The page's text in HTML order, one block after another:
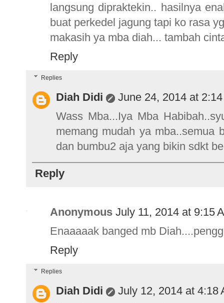
langsung dipraktekin.. hasilnya
buat perkedel jagung tapi ko rasa
makasih ya mba diah... tambah
Reply
Replies
Diah Didi
June 24, 2014 at
Wass Mba...Iya Mba
memang mudah ya mba..semua
dan bumbu2 aja yang bikin sdkt
Reply
Anonymous July 11, 2014 at 9:15
Enaaaaak banged mb
Reply
Replies
Diah Didi
July 12, 2014 at 4:18